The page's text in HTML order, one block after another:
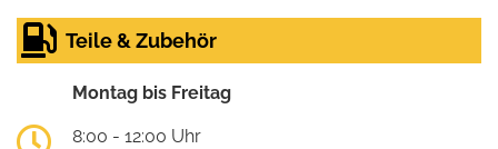
Teile & Zubehör
Montag bis Freitag
8:00 - 12:00 Uhr